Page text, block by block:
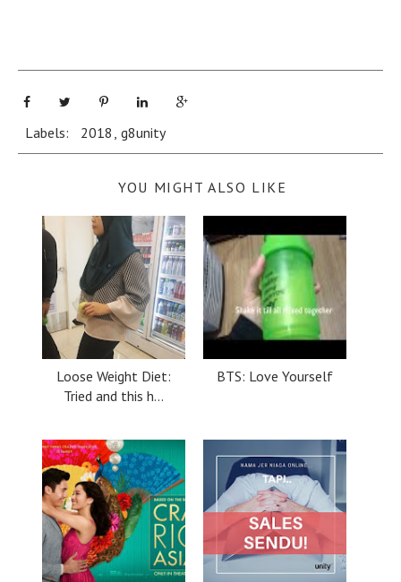
Labels: 2018 , g8unity
YOU MIGHT ALSO LIKE
Loose Weight Diet:
Tried and this h...
BTS: Love Yourself